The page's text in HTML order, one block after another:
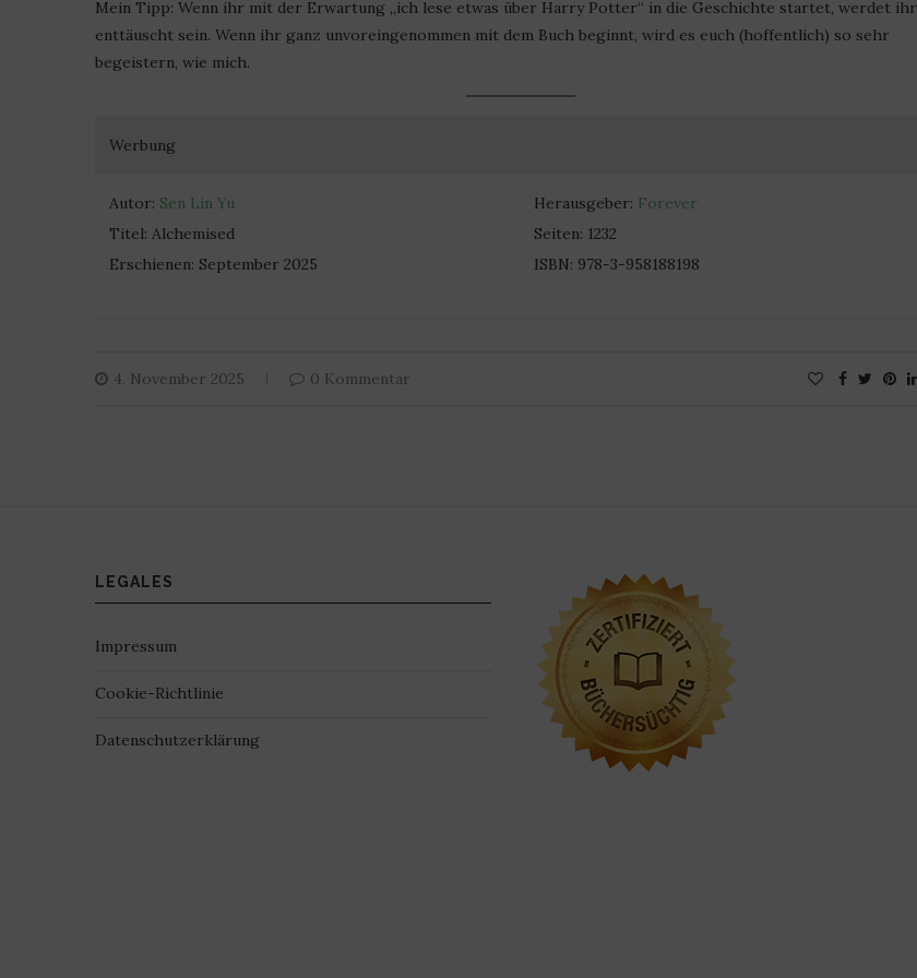
Mein Tipp: Wenn ihr mit der Erwartung „ich lese etwas über Harry Potter“ in die Geschichte startet, werdet ihr
enttäuscht sein. Wenn ihr ganz unvoreingenommen mit dem Buch beginnt, wird es euch (hoffentlich) so sehr
begeistern, wie mich.
Werbung
Autor: Sen Lin Yu
Titel: Alchemised
Erschienen: September 2025
Herausgeber: Forever
Seiten: 1232
ISBN: 978-3-958188198
4. November 2025 0 Kommentar
LEGALES
Impressum
Cookie-Richtlinie
Datenschutzerklärung